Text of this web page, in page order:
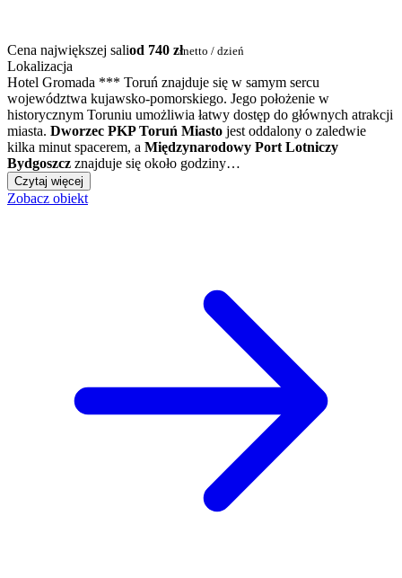
Cena największej saliod 740 złnetto / dzień
Lokalizacja
Hotel Gromada *** Toruń znajduje się w samym sercu
województwa kujawsko-pomorskiego. Jego położenie w
historycznym Toruniu umożliwia łatwy dostęp do głównych atrakcji
miasta. Dworzec PKP Toruń Miasto jest oddalony o zaledwie
kilka minut spacerem, a Międzynarodowy Port Lotniczy
Bydgoszcz znajduje się około godziny…
Czytaj więcej
Zobacz obiekt